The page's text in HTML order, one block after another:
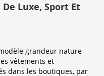
Luxe, Sport Et
grandeur nature
vêtements et
dans les boutiques, par